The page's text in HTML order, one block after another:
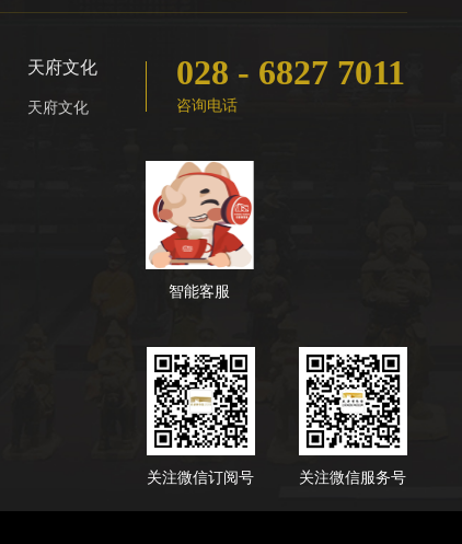
天府文化
天府文化
028 - 6827 7011
咨询电话
智能客服
关注微信服务号
关注微信订阅号